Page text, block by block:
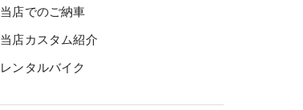
当店でのご納車
当店カスタム紹介
レンタルバイク